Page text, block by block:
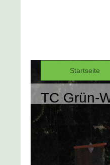
Startseite
TC Grün-